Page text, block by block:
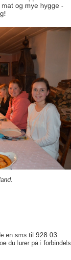
og mye hygge -
en sms til 928 03
du lurer på i